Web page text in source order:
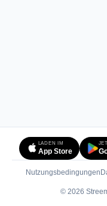
LADEN IM
App Store
Nutzungsbedingungen
© 2026